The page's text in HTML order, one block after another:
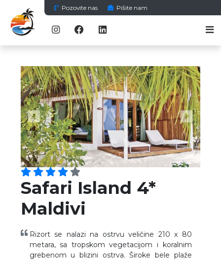
Pozovite nas Pišite nam
Previous Next
Safari Island 4*
Maldivi
Rizort se nalazi na ostrvu veličine 210 x 80
metara, sa tropskom vegetacijom i koralnim
grebenom u blizini ostrva. Široke bele plaže